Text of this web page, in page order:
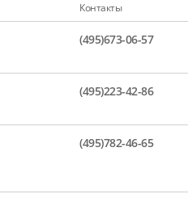
Контакты
(495)673-06-57
(495)223-42-86
(495)782-46-65